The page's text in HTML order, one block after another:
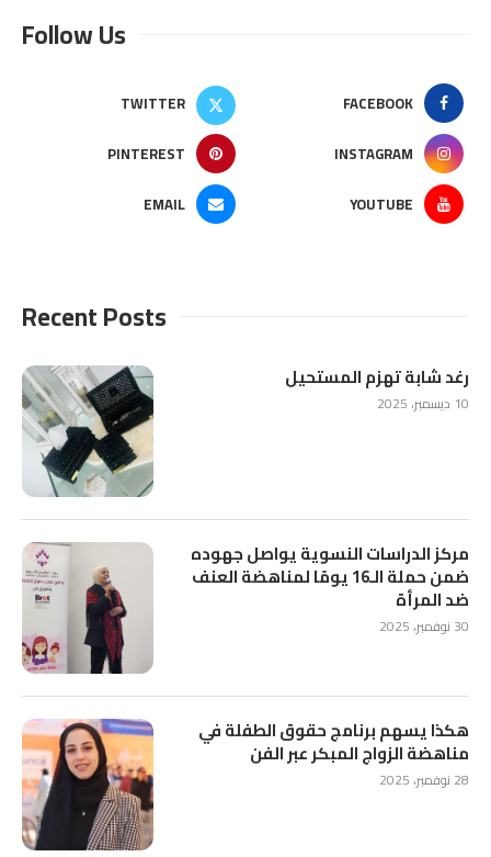
Follow Us
FACEBOOK
TWITTER
INSTAGRAM
PINTEREST
YOUTUBE
EMAIL
Recent Posts
رغد شابة تهزم المستحيل
10 ديسمبر، 2025
مركز الدراسات النسوية يواصل جهوده
ضمن حملة الـ16 يومًا لمناهضة العنف
ضد المرأة
30 نوفمبر، 2025
هكذا يسهم برنامج حقوق الطفلة في
مناهضة الزواج المبكر عبر الفن
28 نوفمبر، 2025